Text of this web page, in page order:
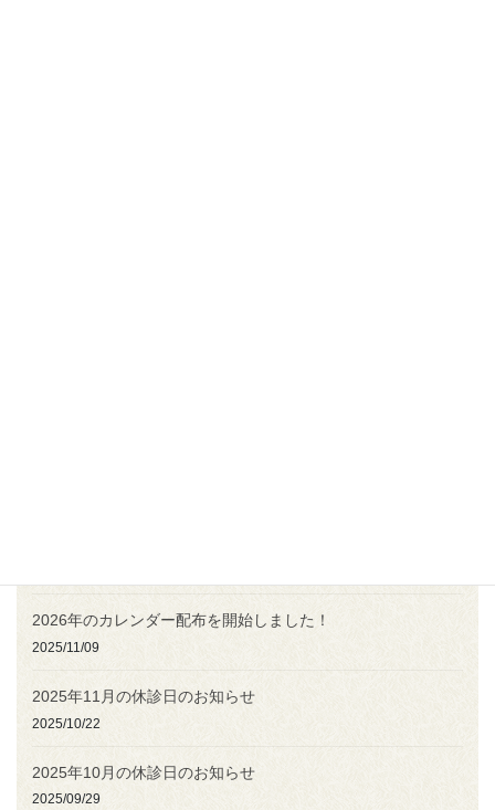
2026年のカレンダー配布を開始しました！
2025/11/09
2025年11月の休診日のお知らせ
2025/10/22
2025年10月の休診日のお知らせ
2025/09/29